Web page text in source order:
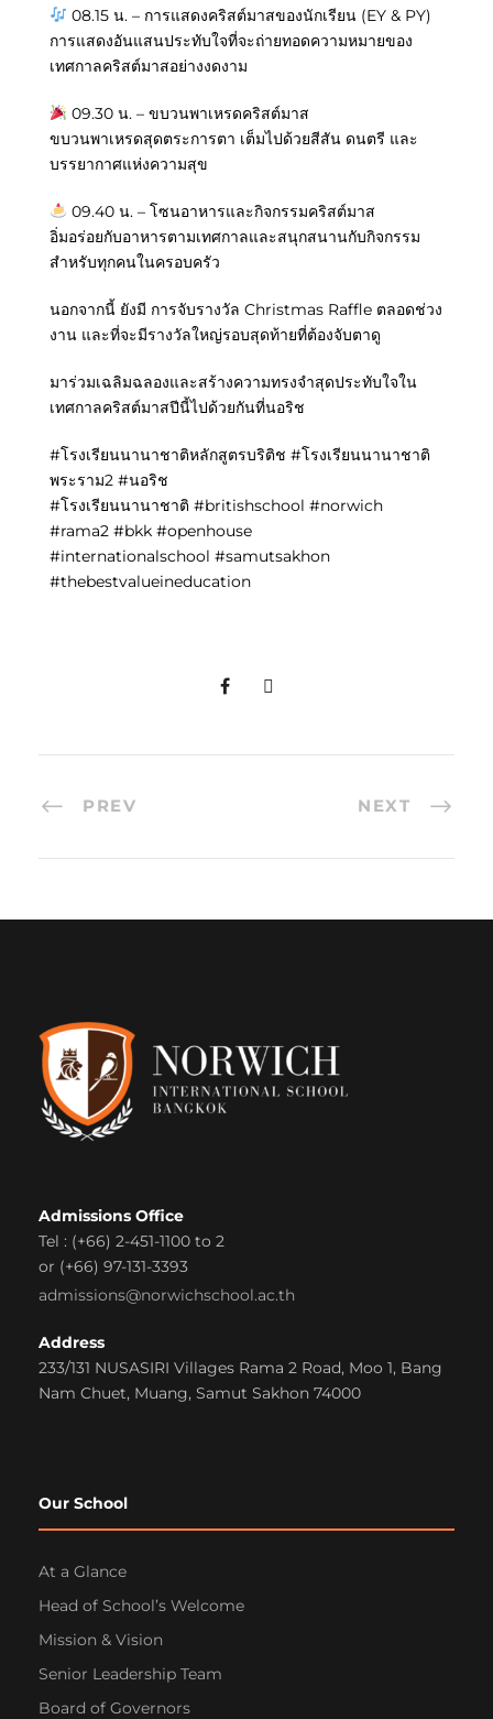
08.15 น. – การแสดงคริสต์มาสของนักเรียน (EY & PY)
การแสดงอันแสนประทับใจที่จะถ่ายทอดความหมายของ
เทศกาลคริสต์มาสอย่างงดงาม
09.30 น. – ขบวนพาเหรดคริสต์มาส
ขบวนพาเหรดสุดตระการตา เต็มไปด้วยสีสัน ดนตรี และ
บรรยากาศแห่งความสุข
09.40 น. – โซนอาหารและกิจกรรมคริสต์มาส
อิ่มอร่อยกับอาหารตามเทศกาลและสนุกสนานกับกิจกรรม
สำหรับทุกคนในครอบครัว
นอกจากนี้ ยังมี การจับรางวัล Christmas Raffle ตลอดช่วง
งาน และที่จะมีรางวัลใหญ่รอบสุดท้ายที่ต้องจับตาดู
มาร่วมเฉลิมฉลองและสร้างความทรงจำสุดประทับใจใน
เทศกาลคริสต์มาสปีนี้ไปด้วยกันที่นอริช
#โรงเรียนนานาชาติหลักสูตรบริติช #โรงเรียนนานาชาติ
พระราม2 #นอริช
#โรงเรียนนานาชาติ #britishschool #norwich
#rama2 #bkk #openhouse
#internationalschool #samutsakhon
#thebestvalueineducation
PREV NEXT
Admissions Office
Tel : (+66) 2-451-1100 to 2
or (+66) 97-131-3393
admissions@norwichschool.ac.th
Address
233/131 NUSASIRI Villages Rama 2 Road, Moo 1, Bang
Nam Chuet, Muang, Samut Sakhon 74000
Our School
At a Glance
Head of School’s Welcome
Mission & Vision
Senior Leadership Team
Board of Governors